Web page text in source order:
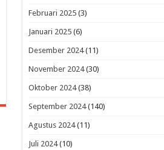
Februari 2025(3)
Januari 2025(6)
Desember 2024(11)
November 2024(30)
Oktober 2024(38)
September 2024(140)
Agustus 2024(11)
Juli 2024(10)